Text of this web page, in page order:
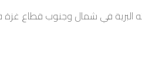
البرية في شمال وجنوب قطاع